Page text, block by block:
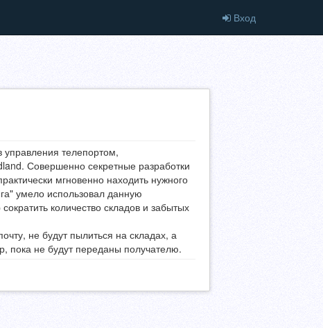
Вход
телепортом,
Совершенно секретные разработки
мгновенно находить нужного
умело использовал данную
количество складов и забытых
не будут пылиться на складах, а
пока не будут переданы получателю.